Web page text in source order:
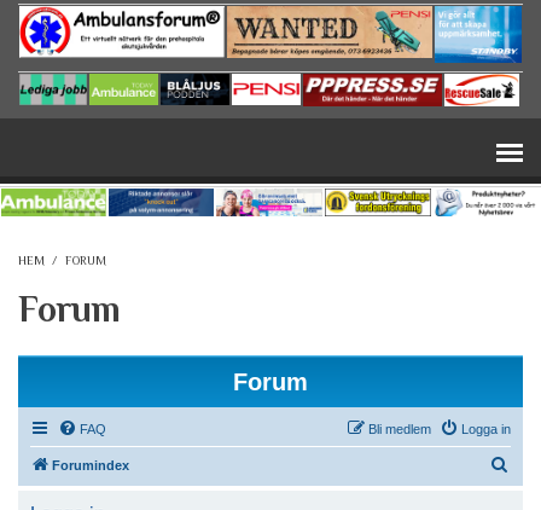
Hoppa till huvudinnehåll
HEM / FORUM
Forum